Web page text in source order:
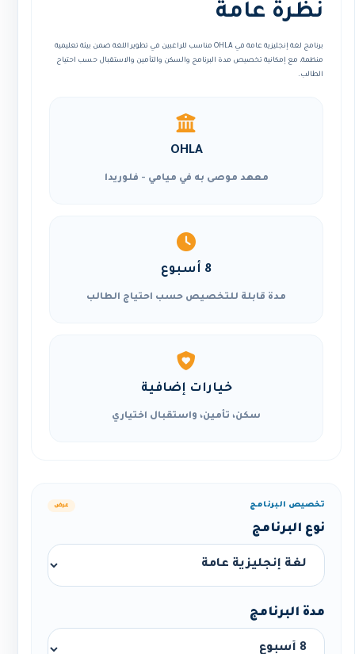
نظرة عامة
برنامج لغة إنجليزية عامة في OHLA مناسب للراغبين في تطوير اللغة ضمن بيئة تعليمية
منظمة، مع إمكانية تخصيص مدة البرنامج والسكن والتأمين والاستقبال حسب احتياج
الطالب.
OHLA
معهد موصى به في ميامي - فلوريدا
8 أسبوع
مدة قابلة للتخصيص حسب احتياج الطالب
خيارات إضافية
سكن، تأمين، واستقبال اختياري
تخصيص البرنامج عرض
نوع البرنامج
مدة البرنامج